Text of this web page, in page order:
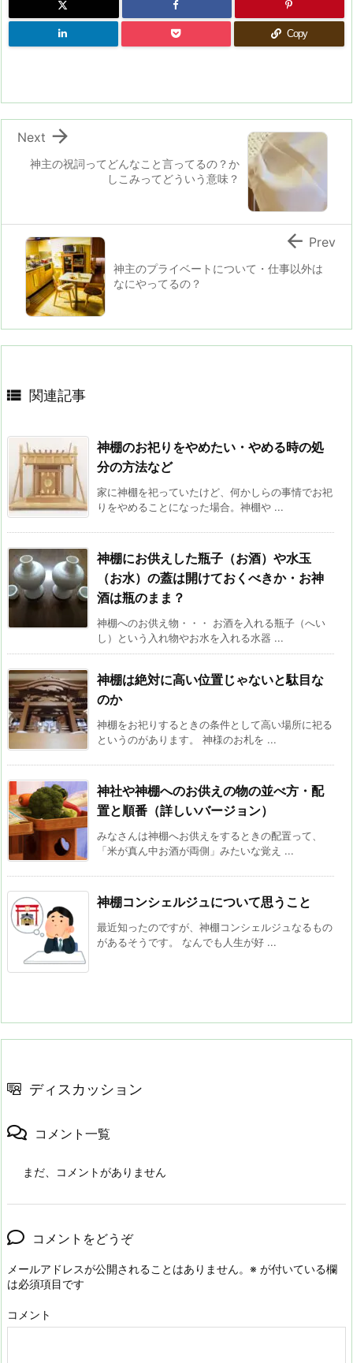
Copy
神主の祝詞ってどんなこと言ってるの？か
しこみってどういう意味？

Next
神主のプライベートについて・仕事以外は
なにやってるの？
 Prev
 関連記事
神棚のお祀りをやめたい・やめる時の処
分の方法など
家に神棚を祀っていたけど、何かしらの事情でお祀
りをやめることになった場合。神棚や ...
神棚にお供えした瓶子（お酒）や水玉
（お水）の蓋は開けておくべきか・お神
酒は瓶のまま？
神棚へのお供え物・・・ お酒を入れる瓶子（へい
し）という入れ物やお水を入れる水器 ...
神棚は絶対に高い位置じゃないと駄目な
のか
神棚をお祀りするときの条件として高い場所に祀る
というのがあります。 神様のお札を ...
神社や神棚へのお供えの物の並べ方・配
置と順番（詳しいバージョン）
みなさんは神棚へお供えをするときの配置って、
「米が真ん中お酒が両側」みたいな覚え ...
神棚コンシェルジュについて思うこと
最近知ったのですが、神棚コンシェルジュなるもの
があるそうです。 なんでも人生が好 ...
ディスカッション
コメント一覧
まだ、コメントがありません
コメントをどうぞ
メールアドレスが公開されることはありません。 ※ が付いている欄
は必須項目です
コメント